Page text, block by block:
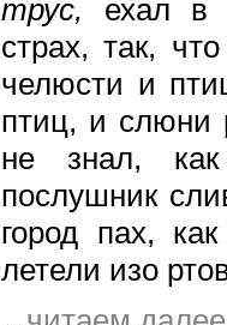
трус, ехал в
страх, так,
челюсти и
птиц, и слюни
не знал,
послушник
город пах,
летели изо